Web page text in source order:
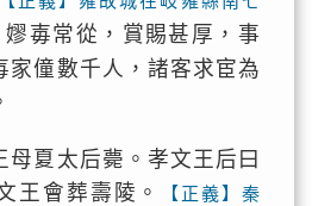
嫪毐常從，賞賜甚厚，事
家僮數千人，諸客求宦為
母夏太后薨。孝文王后曰
王會葬壽陵。
【正義】秦